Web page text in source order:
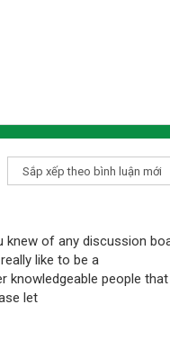
knew of any discussion
like to be a
people that
let